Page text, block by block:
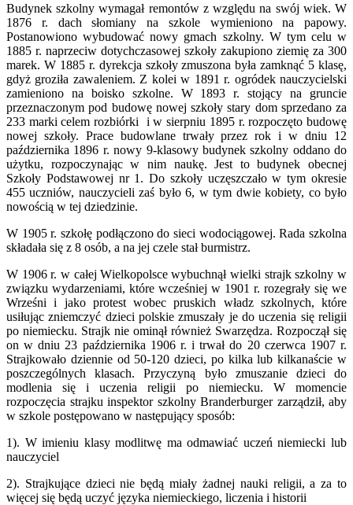
Budynek szkolny wymagał remontów z względu na swój wiek. W
1876 r. dach słomiany na szkole wymieniono na papowy.
Postanowiono wybudować nowy gmach szkolny. W tym celu w
1885 r. naprzeciw dotychczasowej szkoły zakupiono ziemię za 300
marek. W 1885 r. dyrekcja szkoły zmuszona była zamknąć 5 klasę,
gdyż groziła zawaleniem. Z kolei w 1891 r. ogródek nauczycielski
zamieniono na boisko szkolne. W 1893 r. stojący na gruncie
przeznaczonym pod budowę nowej szkoły stary dom sprzedano za
233 marki celem rozbiórki i w sierpniu 1895 r. rozpoczęto budowę
nowej szkoły. Prace budowlane trwały przez rok i w dniu 12
października 1896 r. nowy 9-klasowy budynek szkolny oddano do
użytku, rozpoczynając w nim naukę. Jest to budynek obecnej
Szkoły Podstawowej nr 1. Do szkoły uczęszczało w tym okresie
455 uczniów, nauczycieli zaś było 6, w tym dwie kobiety, co było
nowością w tej dziedzinie.
W 1905 r. szkołę podłączono do sieci wodociągowej. Rada szkolna
składała się z 8 osób, a na jej czele stał burmistrz.
W 1906 r. w całej Wielkopolsce wybuchnął wielki strajk szkolny w
związku wydarzeniami, które wcześniej w 1901 r. rozegrały się we
Wrześni i jako protest wobec pruskich władz szkolnych, które
usiłując zniemczyć dzieci polskie zmuszały je do uczenia się religii
po niemiecku. Strajk nie ominął również Swarzędza. Rozpoczął się
on w dniu 23 października 1906 r. i trwał do 20 czerwca 1907 r.
Strajkowało dziennie od 50-120 dzieci, po kilka lub kilkanaście w
poszczególnych klasach. Przyczyną było zmuszanie dzieci do
modlenia się i uczenia religii po niemiecku. W momencie
rozpoczęcia strajku inspektor szkolny Branderburger zarządził, aby
w szkole postępowano w następujący sposób:
1). W imieniu klasy modlitwę ma odmawiać uczeń niemiecki lub
nauczyciel
2). Strajkujące dzieci nie będą miały żadnej nauki religii, a za to
więcej się będą uczyć języka niemieckiego, liczenia i historii